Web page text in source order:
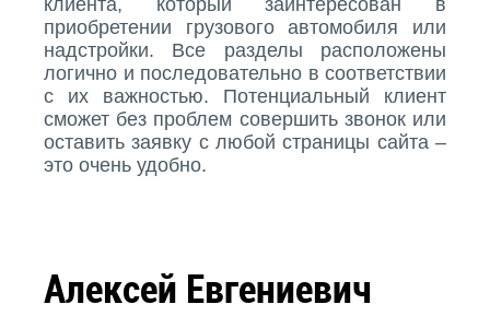
клиента, который заинтересован в
приобретении грузового автомобиля или
надстройки. Все разделы расположены
логично и последовательно в соответствии
с их важностью. Потенциальный клиент
сможет без проблем совершить звонок или
оставить заявку с любой страницы сайта –
это очень удобно.
Алексей Евгениевич